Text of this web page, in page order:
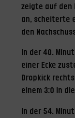
zeigte auf den
an, scheiterte
den
In der 40.
einer Ecke
Dropkick
einem 3:0 in
In der 54.